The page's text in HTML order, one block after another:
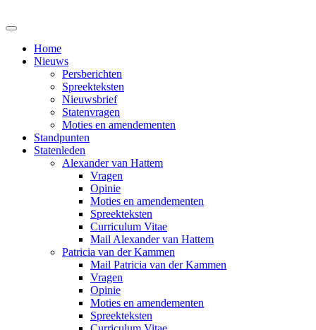
Home
Nieuws
Persberichten
Spreekteksten
Nieuwsbrief
Statenvragen
Moties en amendementen
Standpunten
Statenleden
Alexander van Hattem
Vragen
Opinie
Moties en amendementen
Spreekteksten
Curriculum Vitae
Mail Alexander van Hattem
Patricia van der Kammen
Mail Patricia van der Kammen
Vragen
Opinie
Moties en amendementen
Spreekteksten